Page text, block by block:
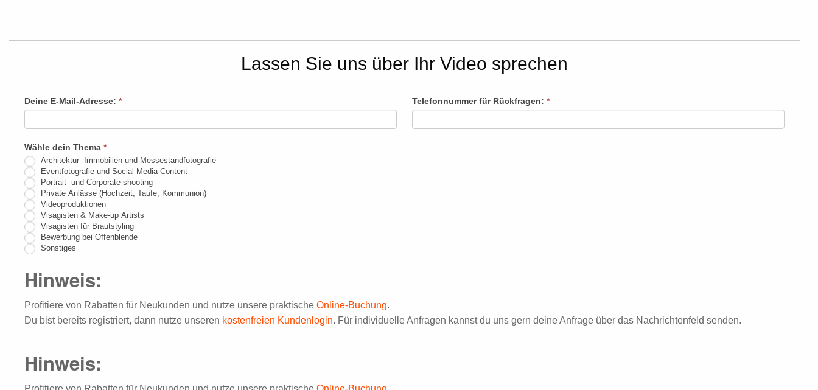
Lassen Sie uns über Ihr Video sprechen
Rückruf
Deine E-Mail-Adresse: * Telefonnummer für Rückfragen: *
Wähle dein Thema *
Architektur- Immobilien und Messestandfotografie
Eventfotografie und Social Media Content
Portrait- und Corporate shooting
Private Anlässe (Hochzeit, Taufe, Kommunion)
Videoproduktionen
Visagisten & Make-up Artists
Visagisten für Brautstyling
Bewerbung bei Offenblende
Sonstiges
Hinweis:
Profitiere von Rabatten für Neukunden und nutze unsere praktische Online-Buchung.
Du bist bereits registriert, dann nutze unseren kostenfreien Kundenlogin. Für individuelle Anfragen kannst du uns gern deine Anfrage über das Nachrichtenfeld senden.
Hinweis:
Falls
bist,
lasse
dieses
Feld
leer.